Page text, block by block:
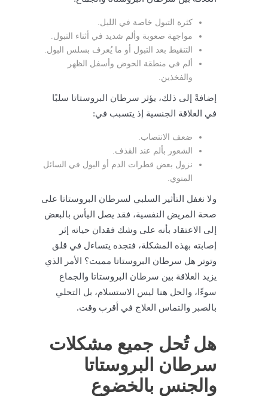
كثرة التبول خاصة في الليل.
مواجهة صعوبة وألم شديد في أثناء التبول.
التنقيط بعد التبول أو ما يُعرف بسلس البول.
ألم في منطقة الحوض وأسفل الظهر
والفخذين.
إضافةً إلى ذلك، يؤثر سرطان البروستاتا سلبًا
في العلاقة الجنسية إذ يتسبب في:
ضعف الانتصاب.
الشعور بألم عند القذف.
نزول بعض قطرات الدم أو البول في السائل
المنوي.
ولا نغفل التأثير السلبي لسرطان البروستاتا على
صحة المريض النفسية، فقد يصل اليأس بالبعض
إلى الاعتقاد بأنه على وشك فقدان حياته إثر
إصابته بهذه المشكلة، فتجده يتساءل في قلق
وتوتر هل سرطان البروستاتا مميت؟ الأمر الذي
يزيد العلاقة بين سرطان البروستاتا والجماع
سوءًا، والحل هنا ليس الاستسلام، بل التحلي
بالصبر والتماس العلاج في أقرب وقت.
هل تُحل جميع مشكلات
سرطان البروستاتا
والجنس بالخضوع